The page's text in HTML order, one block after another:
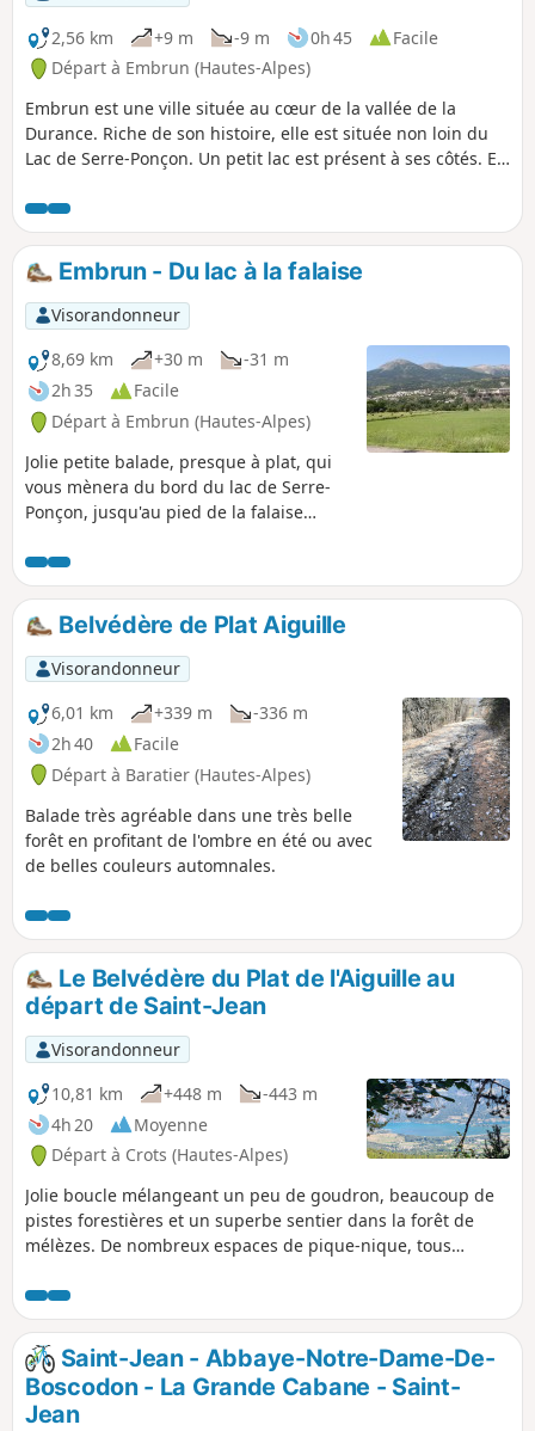
2,56 km
+9 m -9 m 0h 45
Facile
Départ à Embrun (Hautes-Alpes)
Embrun est une ville située au cœur de la vallée de la
Durance. Riche de son histoire, elle est située non loin du
Lac de Serre-Ponçon. Un petit lac est présent à ses côtés. En
des vues sur les montagnes environnantes dont le Pic de
Morgon et le Mont Guillaume. C'est une balade qui peut
être réalisée en famille avec des enfants en bas âge.
Embrun - Du lac à la falaise
Visorandonneur
8,69 km
+30 m
-31 m
2h 35
Facile
Départ à Embrun (Hautes-Alpes)
Jolie petite balade, presque à plat, qui
vous mènera du bord du lac de Serre-
Ponçon, jusqu'au pied de la falaise
que les jardins et vergers au pied de la
falaise.
Belvédère de Plat Aiguille
Visorandonneur
6,01 km
+339 m
-336 m
2h 40
Facile
Départ à Baratier (Hautes-Alpes)
Balade très agréable dans une très belle
forêt en profitant de l'ombre en été ou avec
de belles couleurs automnales.
Le Belvédère du Plat de l'Aiguille au
départ de Saint-Jean
Visorandonneur
10,81 km
+448 m
-443 m
4h 20
Moyenne
Départ à Crots (Hautes-Alpes)
Jolie boucle mélangeant un peu de goudron, beaucoup de
pistes forestières et un superbe sentier dans la forêt de
mélèzes. De nombreux espaces de pique-nique, tous
Saint-Jean - Abbaye-Notre-Dame-De-
Boscodon - La Grande Cabane - Saint-
Jean